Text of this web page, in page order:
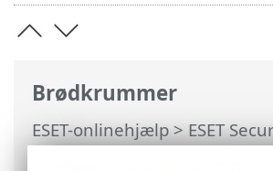
Brødkrummer
ESET-onlinehjælp>ESET
Ultimate>Arbejde med